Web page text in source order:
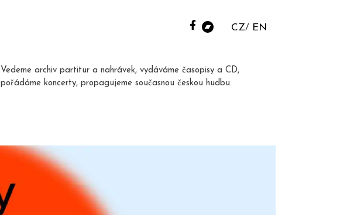
CZ EN
Vedeme archiv partitur a nahrávek, vydáváme časopisy a CD,
pořádáme koncerty, propagujeme současnou českou hudbu.